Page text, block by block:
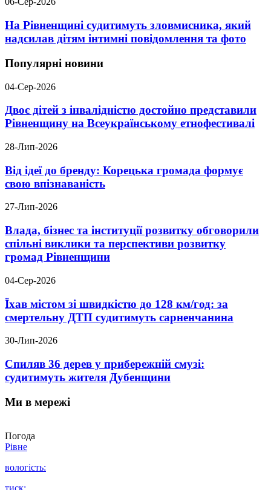
На Рівненщині судитимуть зловмисника, який
надсилав дітям інтимні повідомлення та фото
Популярні новини
04-Сер-2026
Двоє дітей з інвалідністю достойно представили
Рівненщину на Всеукраїнському етнофестивалі
28-Лип-2026
Від ідеї до бренду: Корецька громада формує
свою впізнаваність
27-Лип-2026
Влада, бізнес та інституції розвитку обговорили
спільні виклики та перспективи розвитку
громад Рівненщини
04-Сер-2026
Їхав містом зі швидкістю до 128 км/год: за
смертельну ДТП судитимуть сарненчанина
30-Лип-2026
Спиляв 36 дерев у прибережній смузі:
судитимуть жителя Дубенщини
Ми в мережі
Погода
Рівне
вологість: